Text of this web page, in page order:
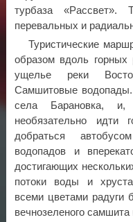
турбаза «Рассвет».
перевальных и
Туристические
образом вдоль горных
ущелье реки
Самшитовые
села Барановка,
необязательно
добраться
водопадов и
достигающих
потоки воды и
всеми цветами радуги
вечнозеленого самшита